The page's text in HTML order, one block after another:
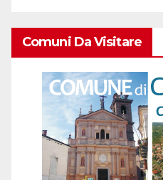
Comuni Da Visitare